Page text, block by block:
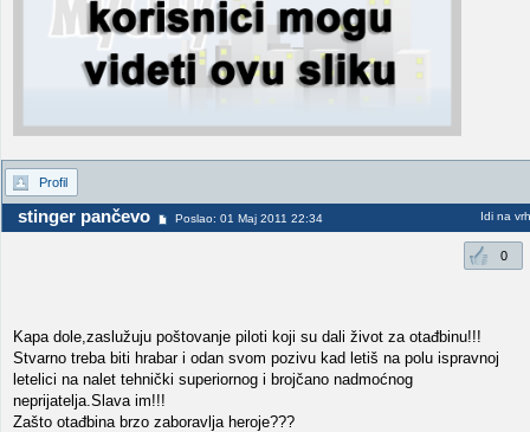
Profil
stinger pančevo Poslao: 01 Maj 2011 22:34 Idi na vrh
0
Kapa dole,zaslužuju poštovanje piloti koji su dali život za otađbinu!!!
Stvarno treba biti hrabar i odan svom pozivu kad letiš na polu ispravnoj
letelici na nalet tehnički superiornog i brojčano nadmoćnog
neprijatelja.Slava im!!!
Zašto otađbina brzo zaboravlja heroje???